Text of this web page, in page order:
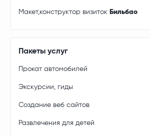
Макет,конструктор визиток Бильбао
Пакеты услуг
Прокат автомобилей
Экскурсии, гиды
Создание веб сайтов
Развлечения для детей